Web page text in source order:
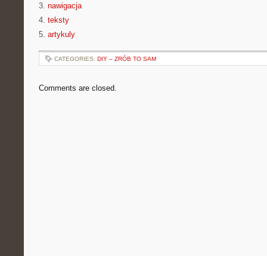
3. nawigacja
4. teksty
5. artykuly
CATEGORIES: DIY – ZRÓB TO SAM
Comments are closed.